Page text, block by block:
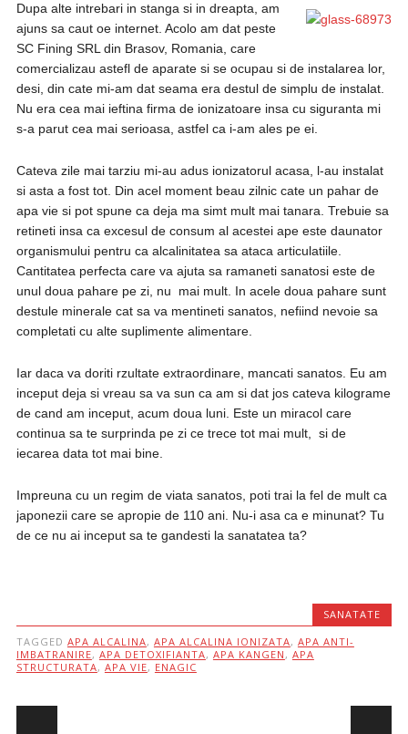
Dupa alte intrebari in stanga si in dreapta, am
ajuns sa caut oe internet. Acolo am dat peste
SC Fining SRL din Brasov, Romania, care
comercializau astefl de aparate si se ocupau si de instalarea lor,
desi, din cate mi-am dat seama era destul de simplu de instalat.
Nu era cea mai ieftina firma de ionizatoare insa cu siguranta mi
s-a parut cea mai serioasa, astfel ca i-am ales pe ei.
Cateva zile mai tarziu mi-au adus ionizatorul acasa, l-au instalat
si asta a fost tot. Din acel moment beau zilnic cate un pahar de
apa vie si pot spune ca deja ma simt mult mai tanara. Trebuie sa
retineti insa ca excesul de consum al acestei ape este daunator
organismului pentru ca alcalinitatea sa ataca articulatiile.
Cantitatea perfecta care va ajuta sa ramaneti sanatosi este de
unul doua pahare pe zi, nu mai mult. In acele doua pahare sunt
destule minerale cat sa va mentineti sanatos, nefiind nevoie sa
completati cu alte suplimente alimentare.
Iar daca va doriti rzultate extraordinare, mancati sanatos. Eu am
inceput deja si vreau sa va sun ca am si dat jos cateva kilograme
de cand am inceput, acum doua luni. Este un miracol care
continua sa te surprinda pe zi ce trece tot mai mult, si de
iecarea data tot mai bine.
Impreuna cu un regim de viata sanatos, poti trai la fel de mult ca
japonezii care se apropie de 110 ani. Nu-i asa ca e minunat? Tu
de ce nu ai inceput sa te gandesti la sanatatea ta?
SANATATE
TAGGED APA ALCALINA, APA ALCALINA IONIZATA, APA ANTI-
IMBATRANIRE, APA DETOXIFIANTA, APA KANGEN , APA
STRUCTURATA, APA VIE, ENAGIC